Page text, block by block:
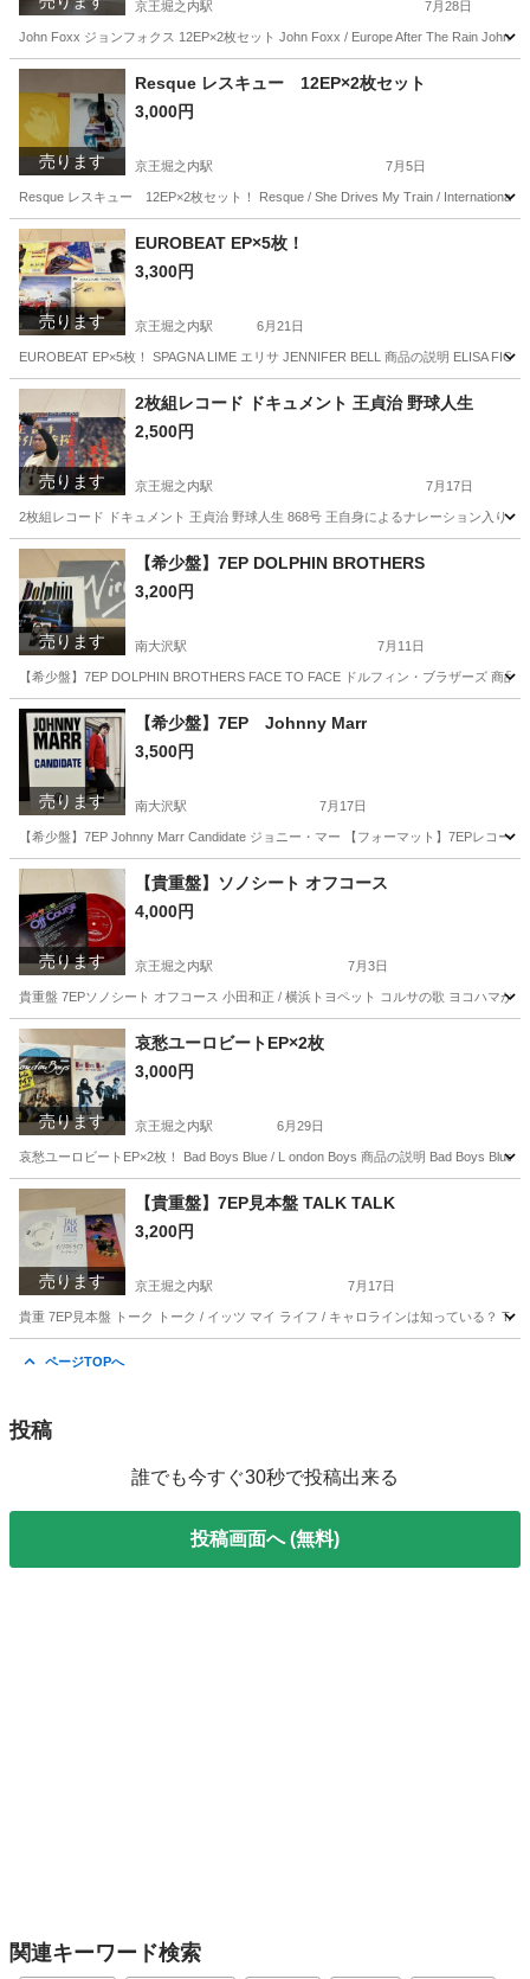
京王堀之内駅 7月28日
John Foxx ジョンフォクス 12EP×2枚セット John Foxx / Europe After The Rain John
東京 八王子市 京王堀之内駅
売ります
Resque レスキュー 12EP×2枚セット
3,000円
京王堀之内駅 7月5日
Resque レスキュー 12EP×2枚セット！ Resque / She Drives My Train / International
東京 八王子市 CD
売ります
EUROBEAT EP×5枚！
3,300円
京王堀之内駅 6月21日
EUROBEAT EP×5枚！ SPAGNA LIME エリサ JENNIFER BELL 商品の説明 ELISA
東京 八王子市 京王堀之内駅 その他
売ります
2枚組レコード ドキュメント 王貞治 野球人生
2,500円
京王堀之内駅 7月17日
2枚組レコード ドキュメント 王貞治 野球人生 868号 王自身によるナレーション入り
東京 八王子市 京王堀之内駅
売ります
【希少盤】7EP DOLPHIN BROTHERS
3,200円
南大沢駅 7月11日
【希少盤】7EP DOLPHIN BROTHERS FACE TO FACE ドルフィン・ブラザーズ 商
東京 八王子市 南大沢駅
売ります
【希少盤】7EP Johnny Marr
3,500円
南大沢駅 7月17日
【希少盤】7EP Johnny Marr Candidate ジョニー・マー 【フォーマット】7EPレコー
東京 八王子市 南大沢駅 その他
売ります
【貴重盤】ソノシート オフコース
4,000円
京王堀之内駅 7月3日
貴重盤 7EPソノシート オフコース 小田和正 / 横浜トヨペット コルサの歌 ヨコハマが
東京 八王子市 京王堀之内駅
売ります
哀愁ユーロビートEP×2枚
3,000円
京王堀之内駅 6月29日
哀愁ユーロビートEP×2枚！ Bad Boys Blue / L ondon Boys 商品の説明 Bad Boys Blue
東京 八王子市 京王堀之内駅 その他
売ります
【貴重盤】7EP見本盤 TALK TALK
3,200円
京王堀之内駅 7月17日
貴重 7EP見本盤 トーク トーク / イッツ マイ ライフ / キャロラインは知っている？
ページTOPへ
投稿
誰でも今すぐ30秒で投稿出来る
投稿画面へ (無料)
関連キーワード検索